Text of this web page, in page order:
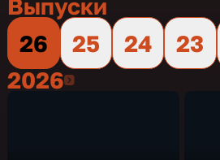
Выпуски
26
25 24 23
20262026